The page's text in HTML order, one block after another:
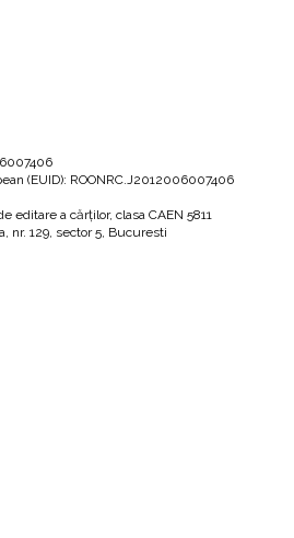
(EUID): ROONRC.J2012006007406
editare a cărţilor, clasa CAEN 5811
nr. 129, sector 5, Bucuresti